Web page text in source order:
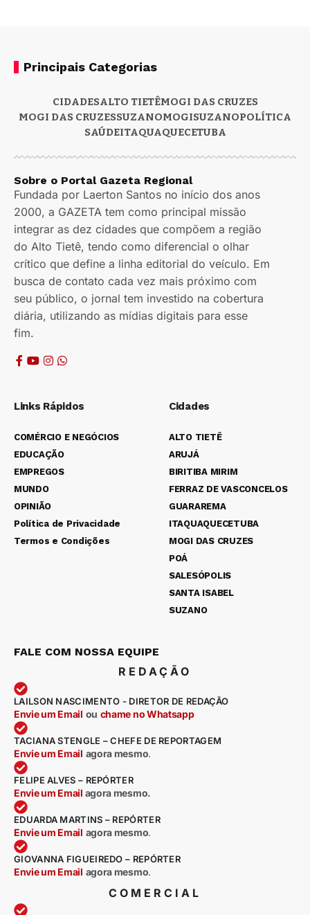
Principais Categorias
CIDADESALTO TIETÊMOGI DAS CRUZES
MOGI DAS CRUZESSUZANOMOGISUZANOPOLÍTICA
SAÚDEITAQUAQUECETUBA
Sobre o Portal Gazeta Regional
Fundada por Laerton Santos no início dos anos
2000, a GAZETA tem como principal missão
integrar as dez cidades que compõem a região
do Alto Tietê, tendo como diferencial o olhar
crítico que define a linha editorial do veículo. Em
busca de contato cada vez mais próximo com
seu público, o jornal tem investido na cobertura
diária, utilizando as mídias digitais para esse
fim.
Links Rápidos
COMÉRCIO E NEGÓCIOS
EDUCAÇÃO
EMPREGOS
MUNDO
OPINIÃO
Política de Privacidade
Termos e Condições
Cidades
ALTO TIETÊ
ARUJÁ
BIRITIBA MIRIM
FERRAZ DE VASCONCELOS
GUARAREMA
ITAQUAQUECETUBA
MOGI DAS CRUZES
POÁ
SALESÓPOLIS
SANTA ISABEL
SUZANO
FALE COM NOSSA EQUIPE
REDAÇÃO
LAILSON NASCIMENTO - DIRETOR DE REDAÇÃO
Envie um Email ou chame no Whatsapp
TACIANA STENGLE – CHEFE DE REPORTAGEM
Envie um Email agora mesmo.
FELIPE ALVES – REPÓRTER
Envie um Email agora mesmo.
EDUARDA MARTINS – REPÓRTER
Envie um Email agora mesmo.
GIOVANNA FIGUEIREDO – REPÓRTER
Envie um Email agora mesmo.
COMERCIAL